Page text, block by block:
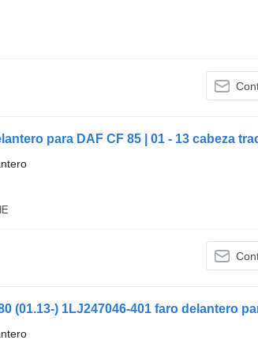
para DAF CF 85 | 01 - 13 cabeza